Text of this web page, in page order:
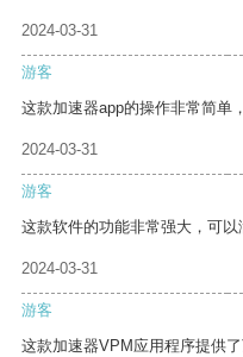
2024-03-31
游客
这款加速器app的操作非常简单
2024-03-31
游客
这款软件的功能非常强大，可以
2024-03-31
游客
这款加速器VPM应用程序提供